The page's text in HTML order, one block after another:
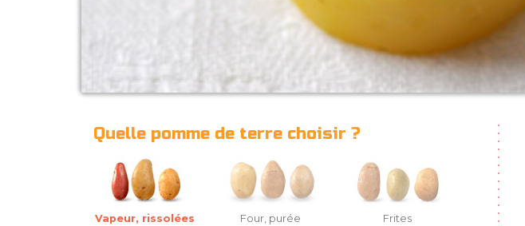
Quelle pomme de terre choisir ?
Vapeur, rissolées Four, purée Frites